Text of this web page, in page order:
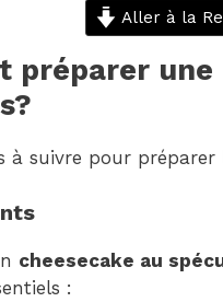
Aller à la
préparer
à suivre pour préparer
cheesecake au
: